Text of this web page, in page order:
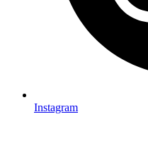
Instagram